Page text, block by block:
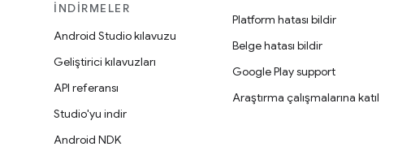
İNDIRMELER
Android Studio kılavuzu
Geliştirici kılavuzları
API referansı
Studio'yu indir
Android NDK
Platform hatası bildir
Belge hatası bildir
Google Play support
Araştırma çalışmalarına katıl